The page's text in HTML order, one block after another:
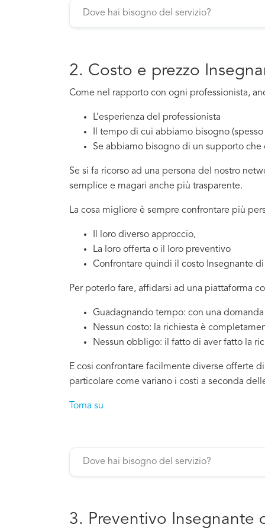
2. Costo e prezzo
Come nel rapporto con ogni professionista,
L’esperienza del professionista
Il tempo di cui abbiamo bisogno
Se abbiamo bisogno di un supporto che
Se si fa ricorso ad una persona del nostro
semplice e magari anche più trasparente.
La cosa migliore è sempre confrontare più
Il loro diverso approccio,
La loro offerta o il loro preventivo
Confrontare quindi il costo Insegnante
Per poterlo fare, affidarsi ad una piattaforma
Guadagnando tempo: con una
Nessun costo: la richiesta è
Nessun obbligo: il fatto di aver fatto la
E cosi confrontare facilmente diverse offerte
particolare come variano i costi a seconda
Torna su
3. Preventivo Insegnante